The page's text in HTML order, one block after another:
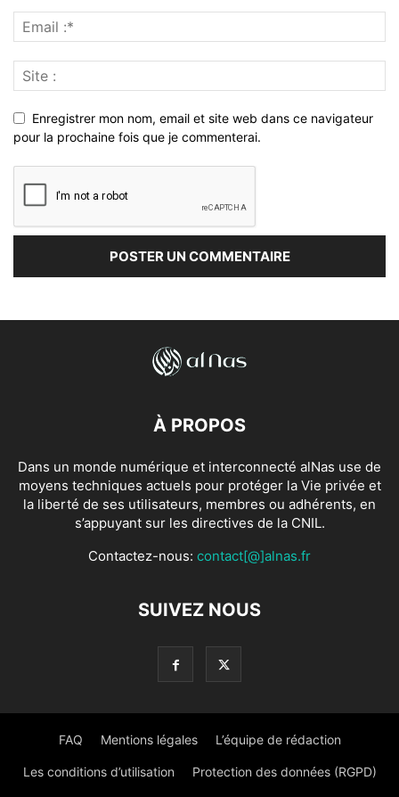
Enregistrer mon nom, email et site web dans ce navigateur
pour la prochaine fois que je commenterai.
À PROPOS
Dans un monde numérique et interconnecté alNas use de
moyens techniques actuels pour protéger la Vie privée et
la liberté de ses utilisateurs, membres ou adhérents, en
s’appuyant sur les directives de la CNIL.
Contactez-nous: contact[@]alnas.fr
SUIVEZ NOUS
FAQ Mentions légales L’équipe de rédaction
Les conditions d’utilisation Protection des données (RGPD)